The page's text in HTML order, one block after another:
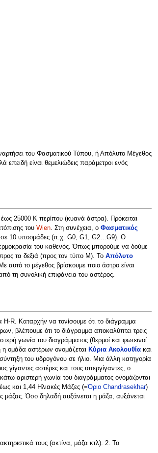
του Φασματικού Τύπου, ή Απόλυτο Μέγεθος
είναι θεμελιώδεις παράμετροι ενός
25000 Κ περίπου (κυανά άστρα). Πρόκειται
του Wien. Στη συνέχεια, ο Φασματικός
σε 10 υποομάδες (π.χ. G0, G1, G2…G9). Ο
του καθενός. Όπως μπορούμε να δούμε
τα δεξιά (προς τον τύπο Μ). Το Απόλυτο
αυτό το μέγεθος βρίσκουμε ποιο άστρο είναι
τη συνολική επιφάνεια του αστέρος.
R. Καταρχήν να τονίσουμε ότι το διάγραμμα
βλέπουμε ότι το διάγραμμα αποκαλύπτει τρεις
γωνία του διαγράμματος (θερμοί και φωτεινοί
η ομάδα αστέρων ονομάζεται Κύρια Ακολουθίακαι
του υδρογόνου σε ήλιο. Μια άλλη κατηγορία
γίγαντες αστέρες και τους υπεργίγαντες, ο
αριστερή γωνία του διαγράμματος ονομάζονται
και 1,44 Ηλιακές Μάζες (=Όριο Chandrasekhar)
μάζας. Όσο δηλαδή αυξάνεται η μάζα, αυξάνεται
τους (ακτίνα, μάζα κτλ). 2. Τα